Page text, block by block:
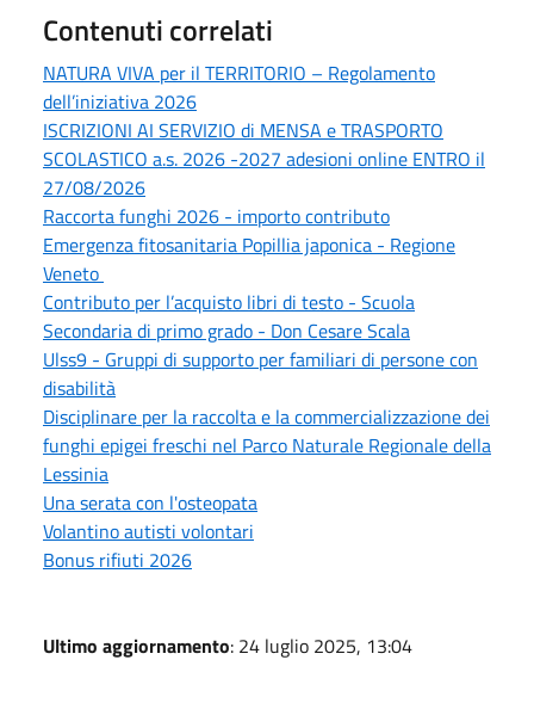
Contenuti correlati
NATURA VIVA per il TERRITORIO – Regolamento
dell’iniziativa 2026
ISCRIZIONI AI SERVIZIO di MENSA e TRASPORTO
SCOLASTICO a.s. 2026 -2027 adesioni online ENTRO il
27/08/2026
Raccorta funghi 2026 - importo contributo
Emergenza fitosanitaria Popillia japonica - Regione
Veneto
Contributo per l’acquisto libri di testo - Scuola
Secondaria di primo grado - Don Cesare Scala
Ulss9 - Gruppi di supporto per familiari di persone con
disabilità
Disciplinare per la raccolta e la commercializzazione dei
funghi epigei freschi nel Parco Naturale Regionale della
Lessinia
Una serata con l'osteopata
Volantino autisti volontari
Bonus rifiuti 2026
Ultimo aggiornamento: 24 luglio 2025, 13:04